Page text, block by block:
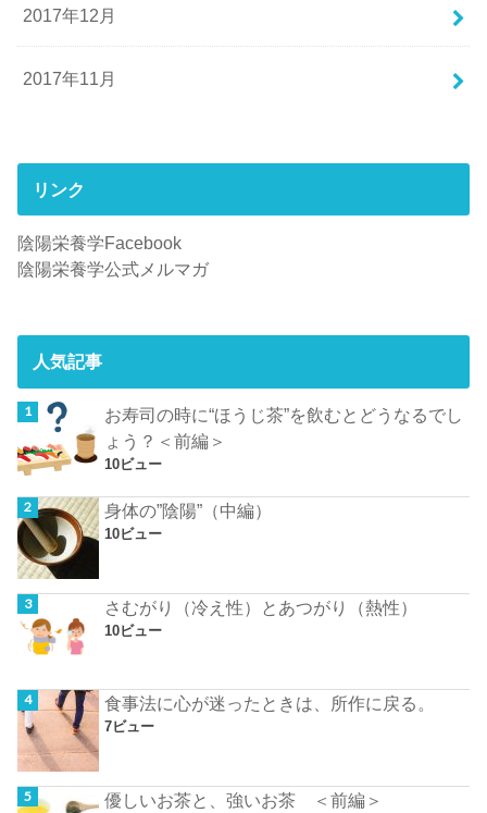
2017年12月
2017年11月
リンク
陰陽栄養学Facebook
陰陽栄養学公式メルマガ
人気記事
お寿司の時に“ほうじ茶”を飲むとどうなるでし
ょう？＜前編＞
10ビュー
身体の”陰陽”（中編）
10ビュー
さむがり（冷え性）とあつがり（熱性）
10ビュー
食事法に心が迷ったときは、所作に戻る。
7ビュー
優しいお茶と、強いお茶 ＜前編＞